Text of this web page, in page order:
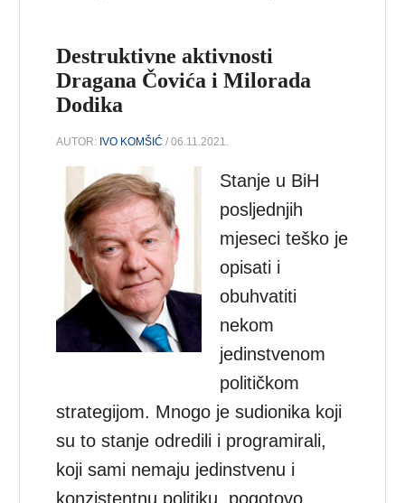
Destruktivne aktivnosti
Dragana Čovića i Milorada
Dodika
AUTOR: IVO KOMŠIĆ / 06.11.2021.
Stanje u BiH
posljednjih
mjeseci teško je
opisati i
obuhvatiti
nekom
jedinstvenom
političkom
strategijom. Mnogo je sudionika koji
su to stanje odredili i programirali,
koji sami nemaju jedinstvenu i
konzistentnu politiku, pogotovo